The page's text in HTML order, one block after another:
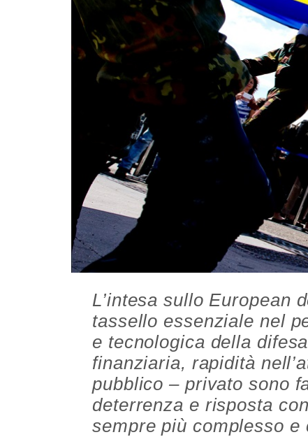
L’intesa sullo European
tassello essenziale nel
e tecnologica della
finanziaria, rapidità
pubblico – privato sono
deterrenza e risposta
sempre più complesso e